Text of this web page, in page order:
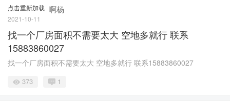
点击重新加载 啊杨
2021-10-11
找一个厂房面积不需要太大 空地多就行 联系
15883860027
找一个厂房面积不需要太大 空地多就行 联系15883860027
373 1